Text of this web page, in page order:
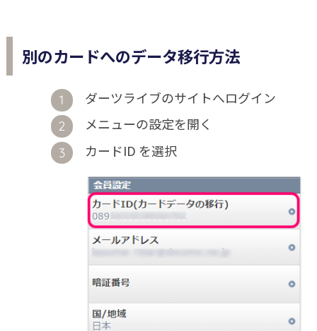
別のカードへのデータ移行方法
ダーツライブのサイトへログイン
メニューの設定を開く
カードID を選択